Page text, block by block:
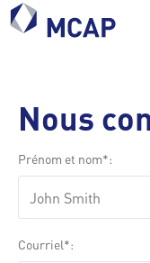
Nous
Prénom et nom
Courriel